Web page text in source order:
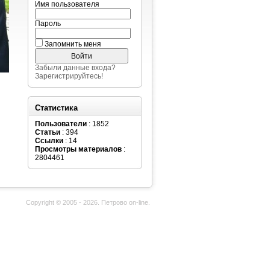
Имя пользователя
Пароль
Запомнить меня
Забыли данные входа?
Зарегистрируйтесь!
Статистика
Пользователи : 1852
Статьи : 394
Ссылки : 14
Просмотры материалов :
2804461
Copyright © 2005 - 2026. Петрово on-line.